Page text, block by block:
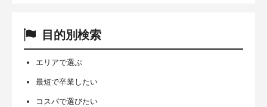
目的別検索
エリアで選ぶ
最短で卒業したい
コスパで選びたい